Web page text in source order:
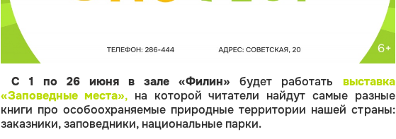
С 1 по 26 июня в зале «Филин» будет работать выставка
«Заповедные места», на которой читатели найдут самые разные
книги про особоохраняемые природные территории нашей страны:
заказники, заповедники, национальные парки.